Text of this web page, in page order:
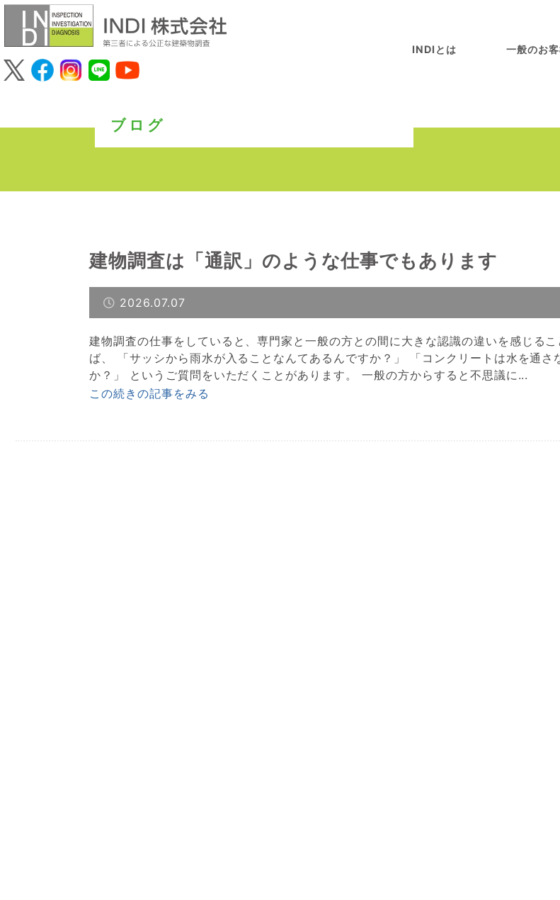
INDIとは 一般のお
ブログ
建物調査は「通訳」のような仕事でもあります
2026.07.07
建物調査の仕事をしていると、専門家と一般の方との間に大きな認識の違いを感じるこ
ば、 「サッシから雨水が入ることなんてあるんですか？」 「コンクリートは水を通さ
か？」 というご質問をいただくことがあります。 一般の方からすると不思議に...
この続きの記事をみる